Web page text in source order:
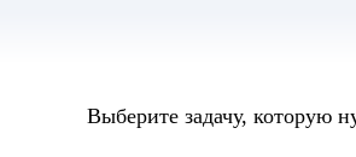
Выберите задачу, которую